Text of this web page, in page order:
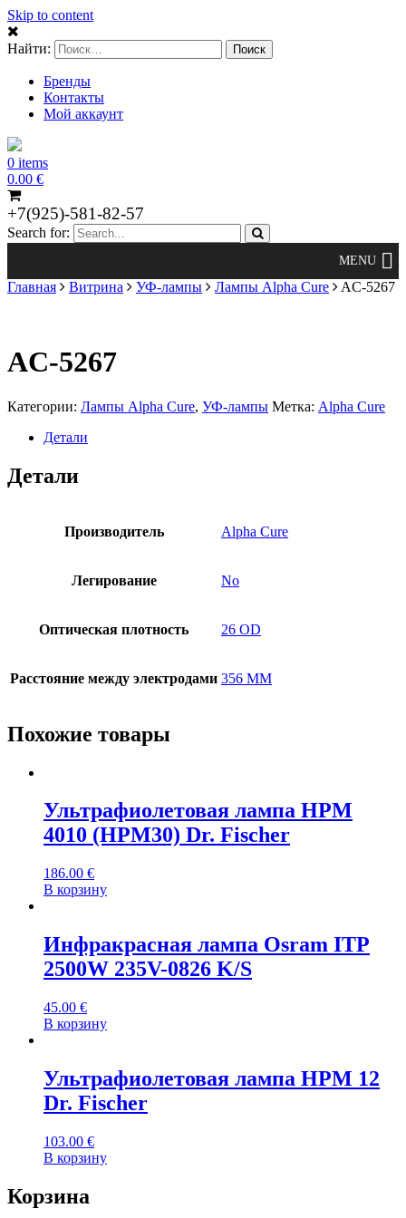
Skip to content
Найти:
Бренды
Контакты
Мой аккаунт
0 items
0.00 €
+7(925)-581-82-57
Search for:
Главная Витрина УФ-лампы Лампы Alpha Cure AC-5267
AC-5267
Категории: Лампы Alpha Cure, УФ-лампы Метка: Alpha Cure
Детали
Детали
Производитель Alpha Cure
Легирование No
Оптическая плотность 26 OD
Расстояние между электродами 356 MM
Похожие товары
Ультрафиолетовая лампа HPM
4010 (HPM30) Dr. Fischer
186.00 €
В корзину
Инфракрасная лампа Osram ITP
2500W 235V-0826 K/S
45.00 €
В корзину
Ультрафиолетовая лампа HPM 12
Dr. Fischer
103.00 €
В корзину
Корзина